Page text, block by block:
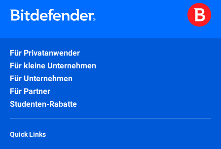
Für Privatanwender
Für kleine Unternehmen
Für Unternehmen
Für Partner
Studenten-Rabatte
Quick Links